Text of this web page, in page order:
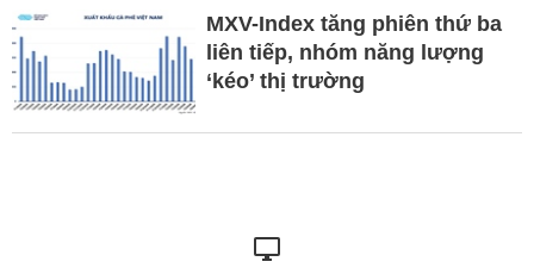
MXV-Index tăng phiên thứ ba
liên tiếp, nhóm năng lượng
‘kéo’ thị trường